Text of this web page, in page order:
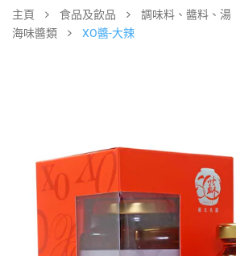
主頁 食品及飲品 調味料、醬料、湯
海味醬類
XO醬-大辣